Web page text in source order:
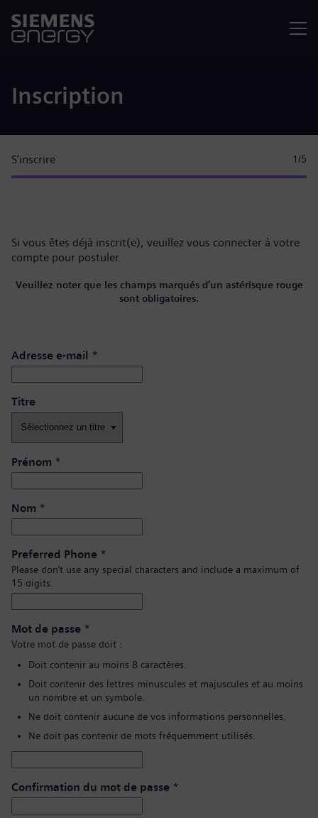
Inscription
S’inscrire 1 /5
Si vous êtes déjà inscrit(e), veuillez vous connecter à votre
compte pour postuler.
Veuillez noter que les champs marqués d’un astérisque rouge
sont obligatoires.
Adresse e-mail *
Titre
Prénom *
Nom *
Preferred Phone *
Please don’t use any special characters and include a maximum of
15 digits.
Mot de passe *
Votre mot de passe doit :
Doit contenir au moins 8 caractères.
Doit contenir des lettres minuscules et majuscules et au moins
un nombre et un symbole.
Ne doit contenir aucune de vos informations personnelles.
Ne doit pas contenir de mots fréquemment utilisés.
Confirmation du mot de passe *